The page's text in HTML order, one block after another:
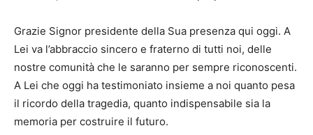
Grazie Signor presidente della Sua presenza qui oggi. A
Lei va l’abbraccio sincero e fraterno di tutti noi, delle
nostre comunità che le saranno per sempre riconoscenti.
A Lei che oggi ha testimoniato insieme a noi quanto pesa
il ricordo della tragedia, quanto indispensabile sia la
memoria per costruire il futuro.